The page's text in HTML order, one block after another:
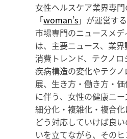
女性ヘルスケア業界専
「woman’s」が運営す
市場専門のニュースメ
は、主要ニュース、業界
消費トレンド、テクノロ
疾病構造の変化やテク
展、生き方・働き方・
に伴う、女性の健康ニ
細分化・複雑化・複合
どう対応していけば良
いを立てながら、その